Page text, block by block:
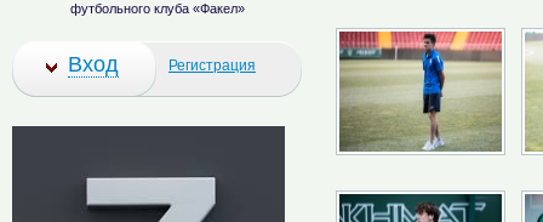
футбольного клуба «Факел»
Вход Регистрация